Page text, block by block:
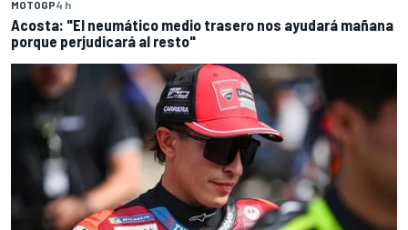
MOTOGP4 h
Acosta: "El neumático medio trasero nos ayudará mañana
porque perjudicará al resto"